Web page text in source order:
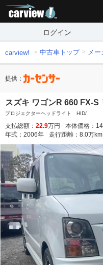
ログイン
carview! 中古車トップ メー
提供：
スズキ ワゴンR 660 FX-S
プロジェクターヘッドライト HID/
支払総額： 22.9万円 本体価格：
年式： 2006年 走行距離： 8.0万km